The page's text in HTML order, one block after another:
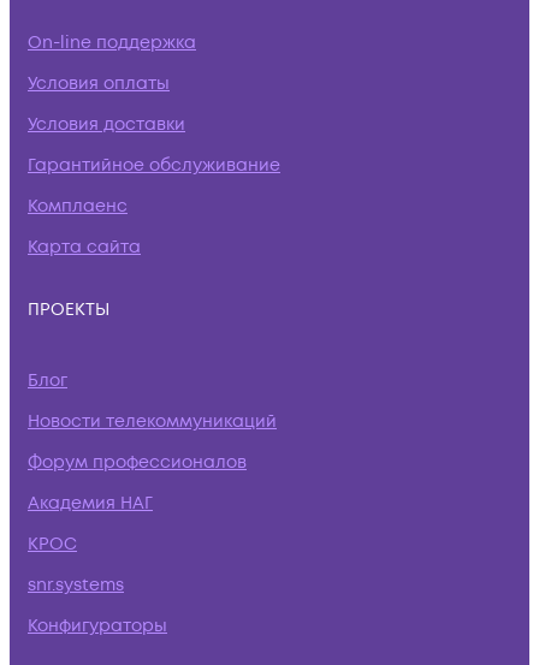
On-line поддержка
Условия оплаты
Условия доставки
Гарантийное обслуживание
Комплаенс
Карта сайта
ПРОЕКТЫ
Блог
Новости телекоммуникаций
Форум профессионалов
Академия НАГ
КРОС
snr.systems
Конфигураторы